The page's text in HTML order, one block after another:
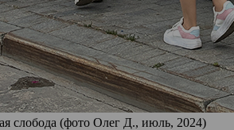
слобода (фото Олег Д., июль, 2024)